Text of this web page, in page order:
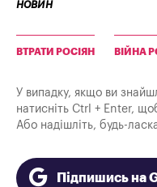
новин
ВТРАТИ РОСІЯН ВІЙНА
У випадку, якщо ви
натисніть Ctrl + Enter,
Або надішліть, будь-
Підпишись на